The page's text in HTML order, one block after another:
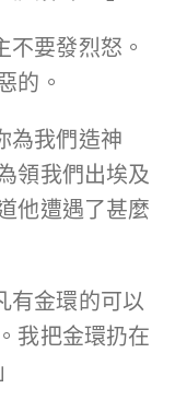
要發烈怒。
的。
為我們造神
領我們出埃及
他遭遇了甚麼
有金環的可以
我把金環扔在